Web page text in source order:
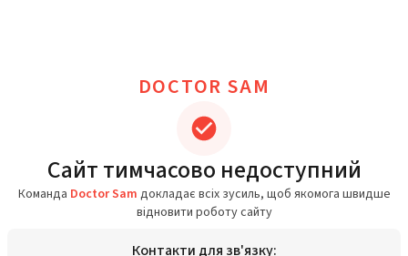
DOCTOR SAM
Сайт тимчасово недоступний
Команда Doctor Sam докладає всіх зусиль, щоб якомога швидше
відновити роботу сайту
Контакти для зв'язку: